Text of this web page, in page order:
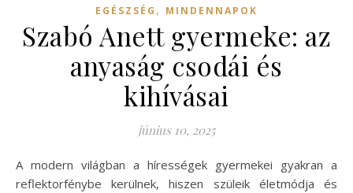
EGÉSZSÉG , MINDENNAPOK
Szabó Anett gyermeke: az
anyaság csodái és
kihívásai
június 10, 2025
A modern világban a hírességek gyermekei gyakran a
reflektorfénybe kerülnek, hiszen szüleik életmódja és